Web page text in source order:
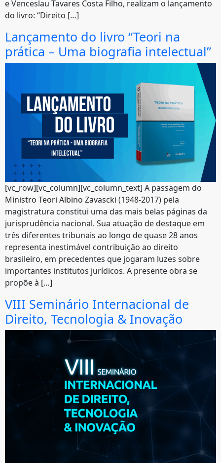
e Venceslau Tavares Costa Filho, realizam o lançamento
do livro: “Direito […]
Lançamento do livro “Teori na
prática – Uma biografia intelectual”
[vc_row][vc_column][vc_column_text] A passagem do
Ministro Teori Albino Zavascki (1948-2017) pela
magistratura constitui uma das mais belas páginas da
jurisprudência nacional. Sua atuação de destaque em
três diferentes tribunais ao longo de quase 28 anos
representa inestimável contribuição ao direito
brasileiro, em precedentes que jogaram luzes sobre
importantes institutos jurídicos. A presente obra se
propõe à […]
VIII Seminário Internacional de
Direito, Tecnologia & Inovação